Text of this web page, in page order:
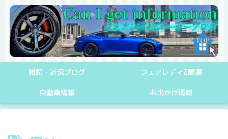
雑記・近況ブログ フェアレディZ関連
自動車情報 お出かけ情報